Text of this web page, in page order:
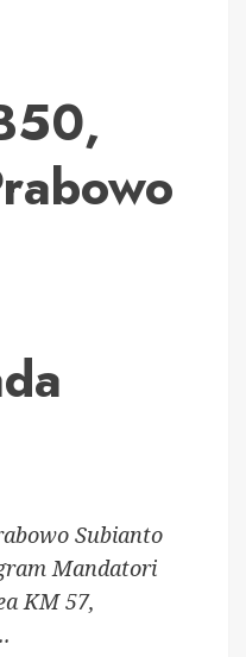
Subianto
Mandatori
KM 57,